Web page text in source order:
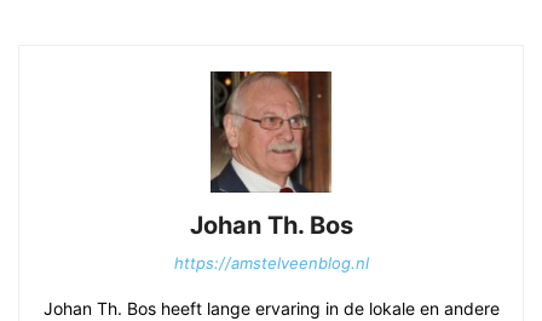
Johan Th. Bos
https://amstelveenblog.nl
Johan Th. Bos heeft lange ervaring in de lokale en andere